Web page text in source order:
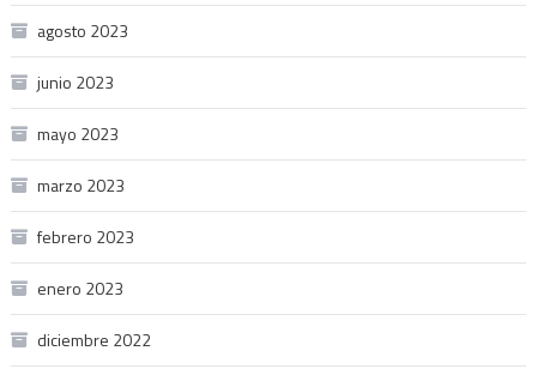
agosto 2023
junio 2023
mayo 2023
marzo 2023
febrero 2023
enero 2023
diciembre 2022